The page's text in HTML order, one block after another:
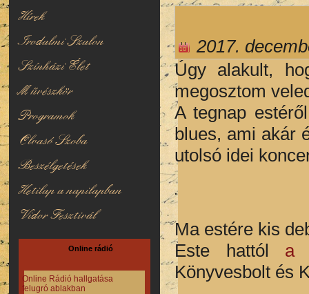
Hírek
Irodalmi Szalon
Színházi Élet
Művészkör
Programok
Olvasó Szoba
Beszélgetések
Hetilap a napilapban
Vidor Fesztivál
Online rádió
Online Rádió hallgatása
felugró ablakban
2017.
Úgy alakult,
megosztom
A tegnap
blues, ami akár
utolsó idei
Ma estére kis
Este hattól a
Könyvesbolt és